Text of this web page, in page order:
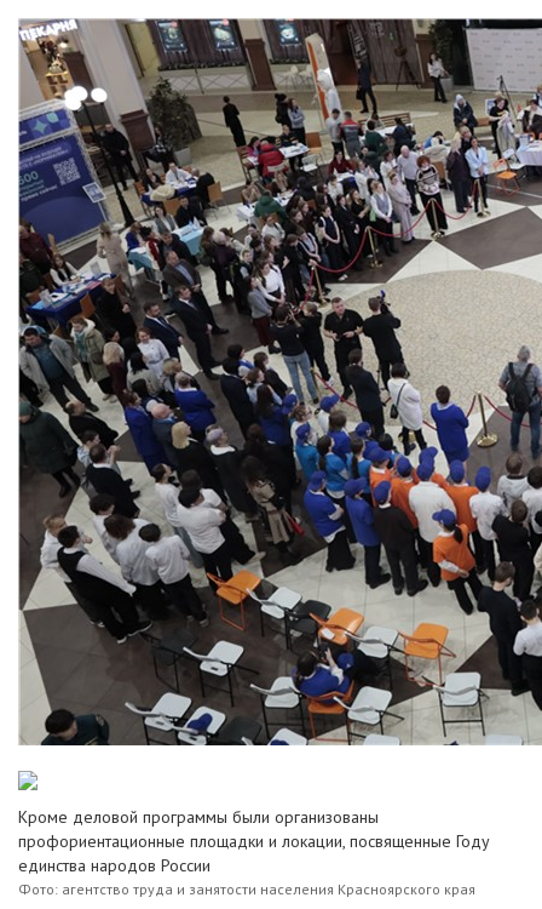
Кроме деловой программы были организованы
профориентационные площадки и локации, посвященные Году
единства народов России
Фото: агентство труда и занятости населения Красноярского края